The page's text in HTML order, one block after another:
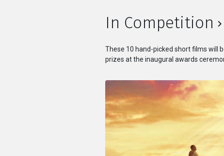
In Competition
These 10 hand-picked short films will
prizes at the inaugural awards